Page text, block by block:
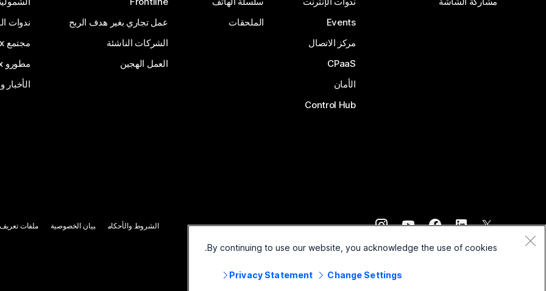
Events
مركز الاتصال
CPaaS
الأمان
Control Hub
الملحقات
عمل تجاري بغير هدف الربح
الشركات الناشئة
العمل الهجين
ندوات
مجتمع Webex
مطورو Webex
الأخبار
2026Cisco و/أو الشركات التابعة لها. جميع الحقوق محفوظة.
الشروط والأحكام بيان الخصوصية ملفات تعريف
By continuing to use our website, you acknowledge the use of cookies.
Privacy Statement Change Settings